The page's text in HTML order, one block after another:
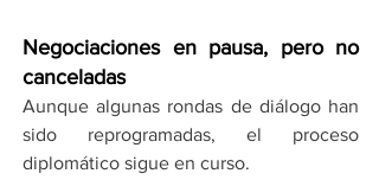
Negociaciones en pausa, pero no
canceladas
Aunque algunas rondas de diálogo han
sido reprogramadas, el proceso
diplomático sigue en curso.